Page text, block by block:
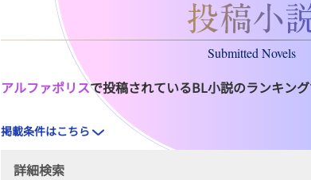
Submitted Novels
アルファポリスで投稿されているBL小説のランキング
掲載条件はこちら
詳細検索